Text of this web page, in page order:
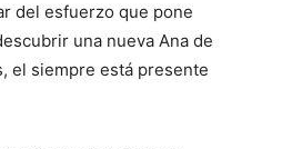
del esfuerzo que pone
una nueva Ana de
el siempre está presente